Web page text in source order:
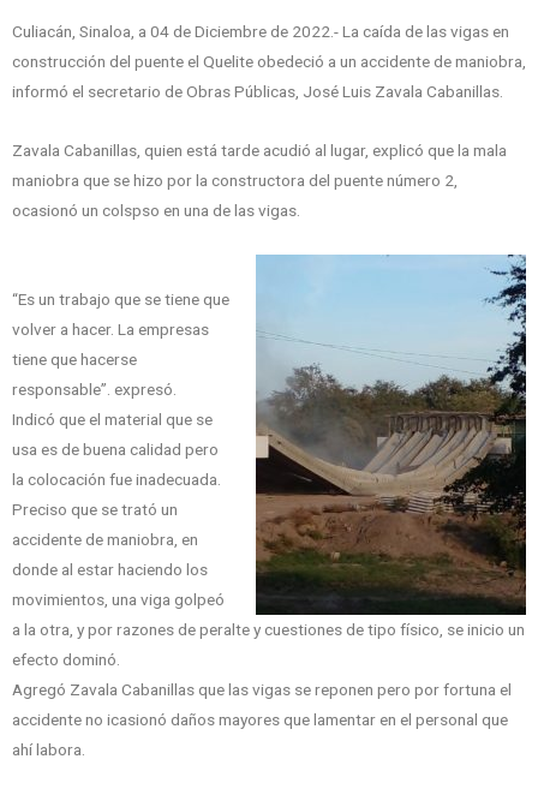
Culiacán, Sinaloa, a 04 de Diciembre de 2022.- La caída de las vigas en
construcción del puente el Quelite obedeció a un accidente de maniobra,
informó el secretario de Obras Públicas, José Luis Zavala Cabanillas.
Zavala Cabanillas, quien está tarde acudió al lugar, explicó que la mala
maniobra que se hizo por la constructora del puente número 2,
ocasionó un colspso en una de las vigas.
“Es un trabajo que se tiene que
volver a hacer. La empresas
tiene que hacerse
responsable”. expresó.
Indicó que el material que se
usa es de buena calidad pero
la colocación fue inadecuada.
Preciso que se trató un
accidente de maniobra, en
donde al estar haciendo los
movimientos, una viga golpeó
a la otra, y por razones de peralte y cuestiones de tipo físico, se inicio un
efecto dominó.
Agregó Zavala Cabanillas que las vigas se reponen pero por fortuna el
accidente no icasionó daños mayores que lamentar en el personal que
ahí labora.